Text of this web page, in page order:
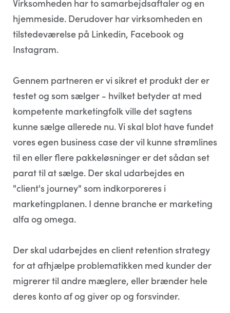
Virksomheden har to samarbejdsaftaler og en
hjemmeside. Derudover har virksomheden en
tilstedeværelse på Linkedin, Facebook og
Instagram.
Gennem partneren er vi sikret et produkt der er
testet og som sælger - hvilket betyder at med
kompetente marketingfolk ville det sagtens
kunne sælge allerede nu. Vi skal blot have fundet
vores egen business case der vil kunne strømlines
til en eller flere pakkeløsninger er det sådan set
parat til at sælge. Der skal udarbejdes en
"client's journey" som indkorporeres i
marketingplanen. I denne branche er marketing
alfa og omega.
Der skal udarbejdes en client retention strategy
for at afhjælpe problematikken med kunder der
migrerer til andre mæglere, eller brænder hele
deres konto af og giver op og forsvinder.